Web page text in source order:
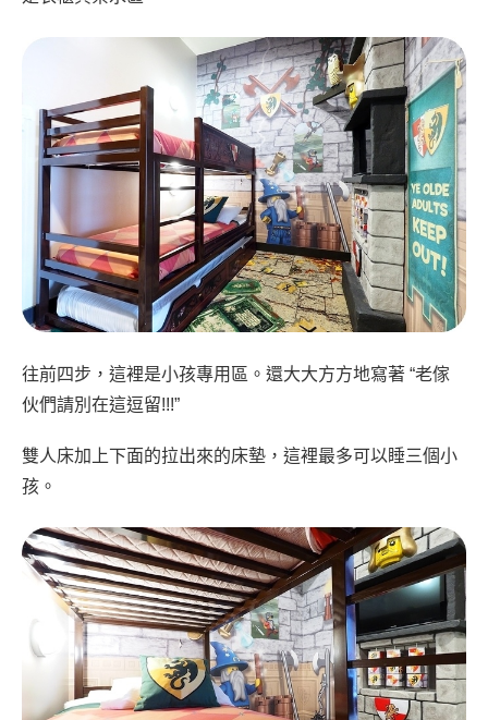
往前四步，這裡是小孩專用區。還大大方方地寫著 “老傢
伙們請別在這逗留!!!”
雙人床加上下面的拉出來的床墊，這裡最多可以睡三個小
孩。